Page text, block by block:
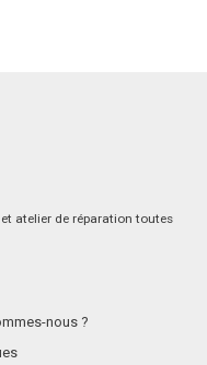
atelier de réparation toutes
nous ?